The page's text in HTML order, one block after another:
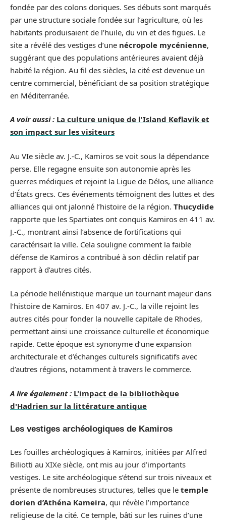
fondée par des colons doriques. Ses débuts sont marqués
par une structure sociale fondée sur l’agriculture, où les
habitants produisaient de l’huile, du vin et des figues. Le
site a révélé des vestiges d’une nécropole mycénienne,
suggérant que des populations antérieures avaient déjà
habité la région. Au fil des siècles, la cité est devenue un
centre commercial, bénéficiant de sa position stratégique
en Méditerranée.
A voir aussi : La culture unique de l'Island Keflavik et
son impact sur les visiteurs
Au VIe siècle av. J.-C., Kamiros se voit sous la dépendance
perse. Elle regagne ensuite son autonomie après les
guerres médiques et rejoint la Ligue de Délos, une alliance
d’États grecs. Ces événements témoignent des luttes et des
alliances qui ont jalonné l’histoire de la région. Thucydide
rapporte que les Spartiates ont conquis Kamiros en 411 av.
J.-C., montrant ainsi l’absence de fortifications qui
caractérisait la ville. Cela souligne comment la faible
défense de Kamiros a contribué à son déclin relatif par
rapport à d’autres cités.
La période hellénistique marque un tournant majeur dans
l’histoire de Kamiros. En 407 av. J.-C., la ville rejoint les
autres cités pour fonder la nouvelle capitale de Rhodes,
permettant ainsi une croissance culturelle et économique
rapide. Cette époque est synonyme d’une expansion
architecturale et d’échanges culturels significatifs avec
d’autres régions, notamment à travers le commerce.
A lire également : L'impact de la bibliothèque
d'Hadrien sur la littérature antique
Les vestiges archéologiques de Kamiros
Les fouilles archéologiques à Kamiros, initiées par Alfred
Biliotti au XIXe siècle, ont mis au jour d’importants
vestiges. Le site archéologique s’étend sur trois niveaux et
présente de nombreuses structures, telles que le temple
dorien d’Athéna Kameira, qui révèle l’importance
religieuse de la cité. Ce temple, bâti sur les ruines d’une